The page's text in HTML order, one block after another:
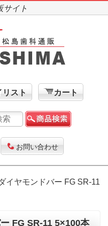
サイト
リスト カート
お問い合わせ
イヤモンドバー FG SR-11
FG SR-11 5×100本